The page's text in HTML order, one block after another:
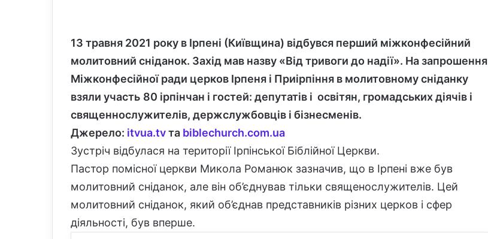
13 травня 2021 року в Ірпені (Київщина) відбувся перший міжконфесійний
молитовний сніданок. Захід мав назву «Від тривоги до надії». На запрошення
Міжконфесійної ради церков Ірпеня і Приірпіння в молитовному сніданку
взяли участь 80 ірпінчан і гостей: депутатів і освітян, громадських діячів і
священнослужителів, держслужбовців і бізнесменів.
Джерело: itvua.tvта biblechurch.com.ua
Зустріч відбулася на території Ірпінської Біблійної Церкви.
Пастор помісної церкви Микола Романюк зазначив, що в Ірпені вже був
молитовний сніданок, але він об’єднував тільки священослужителів. Цей
молитовний сніданок, який об’єднав представників різних церков і сфер
діяльності, був вперше.